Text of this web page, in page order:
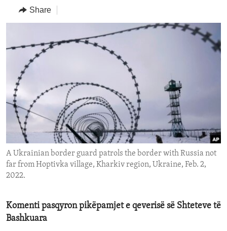
AMERICAS
EUROPE
MIDDLE EAST
HUMAN RIGHTS
AID AND DEVELOPMENT
DEMOCRACY AND GOVERNANCE
ECONOMY AND TRADE
ENVIRONMENT AND HEALTH
IDEALS AND INSTITUTIONS
ARCHIVE
FOLLOW US
Share
A Ukrainian border guard patrols the border with Russia not
far from Hoptivka village, Kharkiv region, Ukraine, Feb. 2,
2022.
Komenti pasqyron pikëpamjet e qeverisë së Shteteve të
Bashkuara